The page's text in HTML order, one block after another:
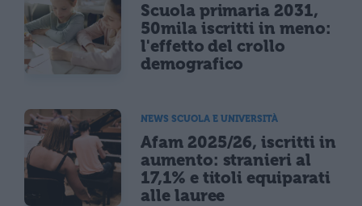
Scuola primaria 2031,
50mila iscritti in meno:
l'effetto del crollo
demografico
NEWS SCUOLA E UNIVERSITÀ
Afam 2025/26, iscritti in
aumento: stranieri al
17,1% e titoli equiparati
alle lauree